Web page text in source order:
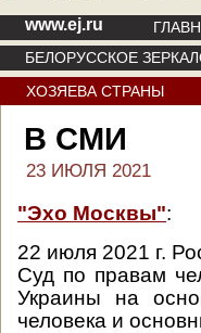
www.ej.ru
БЕЛОРУССКОЕ
ХОЗЯЕВА СТРАНЫ
В СМИ
23 ИЮЛЯ 2021
"Эхо Москвы":
22 июля 2021 г.
Суд по правам
Украины на
человека и